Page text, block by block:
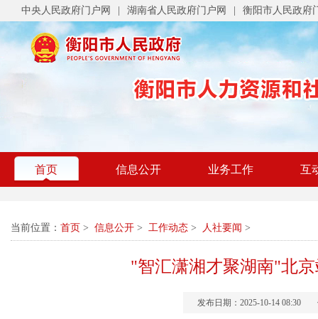
中央人民政府门户网 湖南省人民政府门户网 衡阳市人民政府
首页 信息公开 业务工作 互
当前位置： 首页 > 信息公开 > 工作动态 > 人社要闻 >
"智汇潇湘才聚湖南"北
发布日期：2025-10-14 08:30